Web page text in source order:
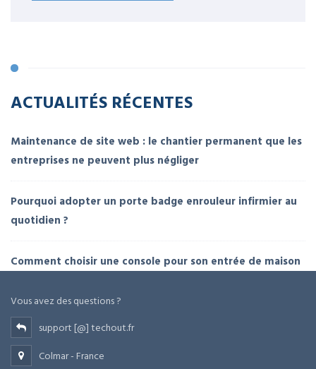
ACTUALITÉS RÉCENTES
Maintenance de site web : le chantier permanent que les
entreprises ne peuvent plus négliger
Pourquoi adopter un porte badge enrouleur infirmier au
quotidien ?
Comment choisir une console pour son entrée de maison
Vous avez des questions ?
support [@] techout.fr
Colmar - France